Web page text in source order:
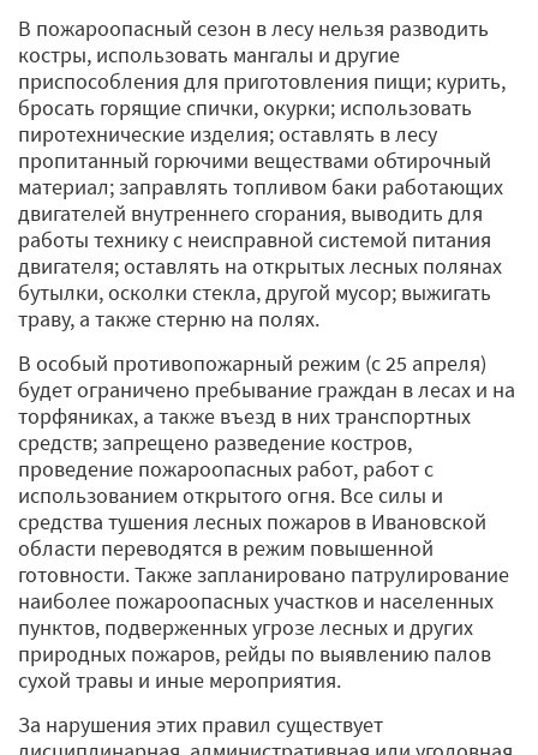
В пожароопасный сезон в лесу нельзя разводить
костры, использовать мангалы и другие
приспособления для приготовления пищи; курить,
бросать горящие спички, окурки; использовать
пиротехнические изделия; оставлять в лесу
пропитанный горючими веществами обтирочный
материал; заправлять топливом баки работающих
двигателей внутреннего сгорания, выводить для
работы технику с неисправной системой питания
двигателя; оставлять на открытых лесных полянах
бутылки, осколки стекла, другой мусор; выжигать
траву, а также стерню на полях.
В особый противопожарный режим (с 25 апреля)
будет ограничено пребывание граждан в лесах и на
торфяниках, а также въезд в них транспортных
средств; запрещено разведение костров,
проведение пожароопасных работ, работ с
использованием открытого огня. Все силы и
средства тушения лесных пожаров в Ивановской
области переводятся в режим повышенной
готовности. Также запланировано патрулирование
наиболее пожароопасных участков и населенных
пунктов, подверженных угрозе лесных и других
природных пожаров, рейды по выявлению палов
сухой травы и иные мероприятия.
За нарушения этих правил существует